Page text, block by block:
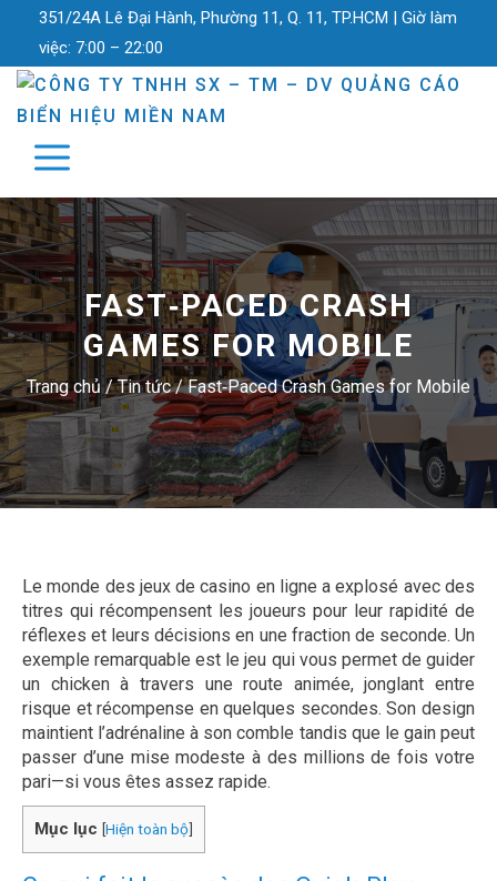
351/24A Lê Đại Hành, Phường 11, Q. 11, TP.HCM | Giờ làm
việc: 7:00 – 22:00
FAST‑PACED CRASH
GAMES FOR MOBILE
Trang chủ/Tin tức/Fast‑Paced Crash Games for Mobile
Le monde des jeux de casino en ligne a explosé avec des
titres qui récompensent les joueurs pour leur rapidité de
réflexes et leurs décisions en une fraction de seconde. Un
exemple remarquable est le jeu qui vous permet de guider
un chicken à travers une route animée, jonglant entre
risque et récompense en quelques secondes. Son design
maintient l’adrénaline à son comble tandis que le gain peut
passer d’une mise modeste à des millions de fois votre
pari—si vous êtes assez rapide.
Mục lục [Hiện toàn bộ]